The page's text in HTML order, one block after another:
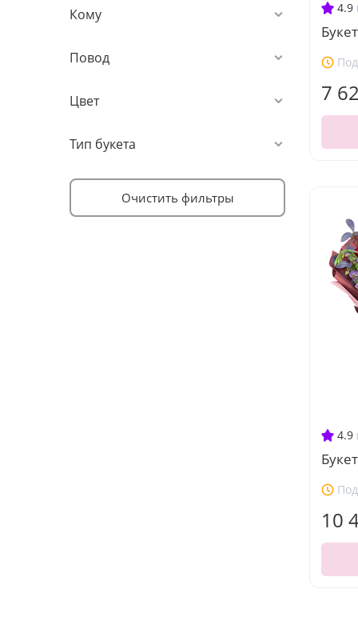
Кому
Повод
Цвет
Тип букета
Очистить фильтры
4.9
7
4.9
10